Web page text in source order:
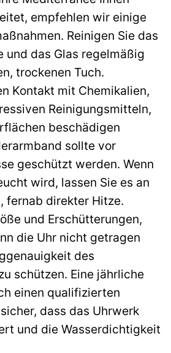
empfehlen wir einige
Reinigen Sie das
und das Glas regelmäßig
trockenen Tuch.
Kontakt mit Chemikalien,
Reinigungsmitteln,
beschädigen
sollte vor
geschützt werden. Wenn
wird, lassen Sie es an
fernab direkter Hitze.
und Erschütterungen,
die Uhr nicht getragen
des
schützen. Eine jährliche
einen qualifizierten
dass das Uhrwerk
und die Wasserdichtigkeit